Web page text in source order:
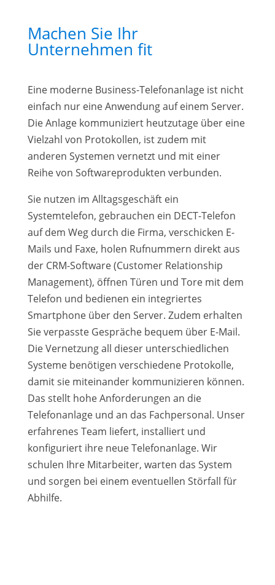
Machen Sie Ihr
Unternehmen fit
Eine moderne Business-Telefonanlage ist nicht
einfach nur eine Anwendung auf einem Server.
Die Anlage kommuniziert heutzutage über eine
Vielzahl von Protokollen, ist zudem mit
anderen Systemen vernetzt und mit einer
Reihe von Softwareprodukten verbunden.
Sie nutzen im Alltagsgeschäft ein
Systemtelefon, gebrauchen ein DECT-Telefon
auf dem Weg durch die Firma, verschicken E-
Mails und Faxe, holen Rufnummern direkt aus
der CRM-Software (Customer Relationship
Management), öffnen Türen und Tore mit dem
Telefon und bedienen ein integriertes
Smartphone über den Server. Zudem erhalten
Sie verpasste Gespräche bequem über E-Mail.
Die Vernetzung all dieser unterschiedlichen
Systeme benötigen verschiedene Protokolle,
damit sie miteinander kommunizieren können.
Das stellt hohe Anforderungen an die
Telefonanlage und an das Fachpersonal. Unser
erfahrenes Team liefert, installiert und
konfiguriert ihre neue Telefonanlage. Wir
schulen Ihre Mitarbeiter, warten das System
und sorgen bei einem eventuellen Störfall für
Abhilfe.